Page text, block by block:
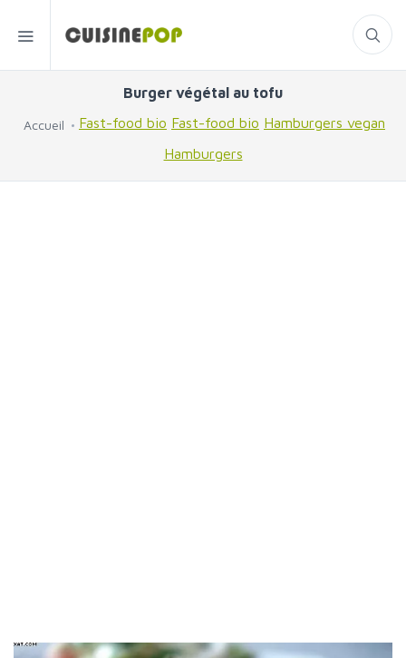
Burger végétal au tofu
Accueil Fast-food bio Fast-food bio Hamburgers vegan
Hamburgers